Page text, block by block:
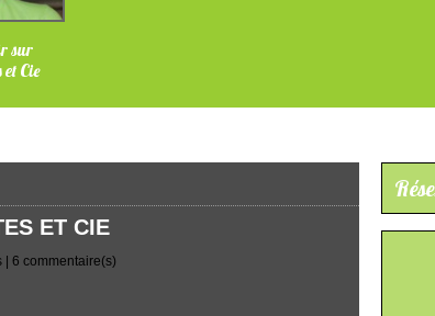
sur
Cie
ET CIE
6 commentaire(s)